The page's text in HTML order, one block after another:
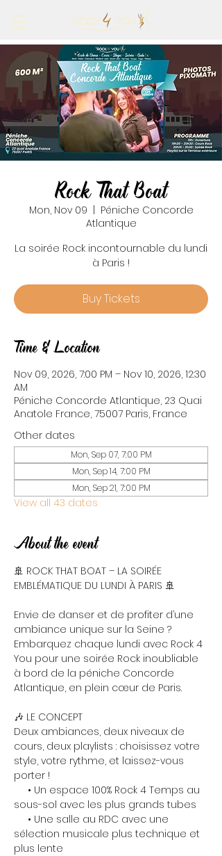
Rock That Boat
Mon, Nov 09
Péniche Concorde
Atlantique
La soirée Rock incontournable du lundi
à Paris !
Buy Tickets
Time & Location
Nov 09, 2026, 7:00 PM – Nov 10, 2026, 12:30
AM
Péniche Concorde Atlantique, 23 Quai
Anatole France, 75007 Paris, France
Other dates
Mon, Sep 07, 7:00 PM
Mon, Sep 14, 7:00 PM
Mon, Sep 21, 7:00 PM
View all 43 dates
About the event
🚢 ROCK THAT BOAT – LA SOIRÉE
EMBLÉMATIQUE DU LUNDI À PARIS 🚢
Envie de danser et de profiter d’une
ambiance unique sur la Seine ?
Embarquez chaque lundi avec Rock 4
You pour une soirée Rock inoubliable
à bord de la péniche Concorde
Atlantique, en plein cœur de Paris.
🎶 LE CONCEPT
Deux ambiances, deux niveaux de
cours, deux playlists : choisissez votre
style, votre rythme, et laissez-vous
porter !
• Un espace 100% Rock 4 Temps au
sous-sol avec les plus grands tubes
• Une salle au RDC avec une
sélection musicale plus technique et
plus lente